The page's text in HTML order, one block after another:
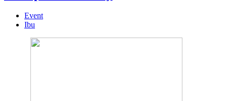
Event
Ibu